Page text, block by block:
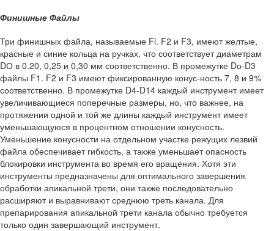
Финишные Файлы
Три финишных файла, называемые Fl. F2 и F3, имеют желтые,
красные и синие кольца на ручках, что соответствует диаметрам
DО в 0.20, 0,25 и 0,30 мм соответственно. В промежутке Dо-D3
файлы F1. F2 и F3 имеют фиксированную конус-ность 7, 8 и 9%
соответственно. В промежутке D4-D14 каждый инструмент имеет
увеличивающиеся поперечные размеры, но, что важнее, на
протяжении одной и той же длины каждый инструмент имеет
уменьшающуюся в процентном отношении конусность.
Уменьшение конусности на отдельном участке режущих лезвий
файла обеспечивает гибкость, а также уменьшает опасность
блокировки инструмента во время его вращения. Хотя эти
инструменты предназначены для оптимального завершения
обработки апикальной трети, они также последовательно
расширяют и выравнивают среднюю треть канала. Для
препарирования апикальной трети канала обычно требуется
только один завершающий инструмент.